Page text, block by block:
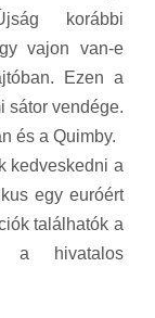
korábbi
vajon van-e
Ezen a
sátor vendége.
és a Quimby.
kedveskedni a
egy euróért
találhatók a
hivatalos